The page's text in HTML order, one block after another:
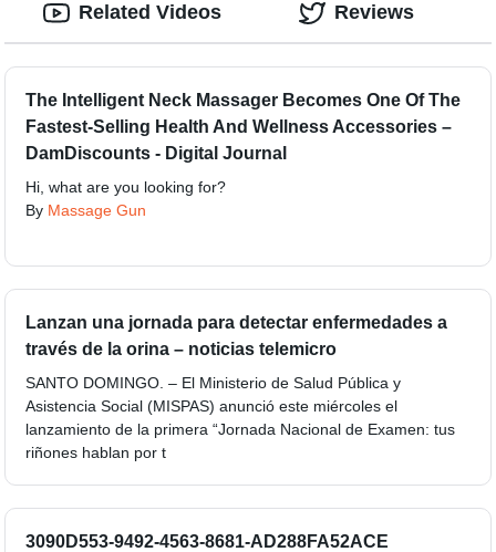
The Intelligent Neck Massager Becomes One Of The
Fastest-Selling Health And Wellness Accessories –
DamDiscounts - Digital Journal
Hi, what are you looking for?
By Massage Gun
Lanzan una jornada para detectar enfermedades a
través de la orina – noticias telemicro
SANTO DOMINGO. – El Ministerio de Salud Pública y
Asistencia Social (MISPAS) anunció este miércoles el
lanzamiento de la primera “Jornada Nacional de Examen: tus
riñones hablan por t
3090D553-9492-4563-8681-AD288FA52ACE
Related Videos Reviews